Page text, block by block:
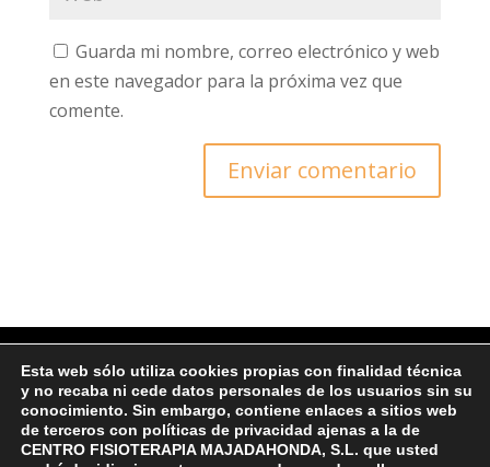
Guarda mi nombre, correo electrónico y web
en este navegador para la próxima vez que
comente.
© Copyright 2022 CFM
Ι Protección de datos y Política de
Esta web sólo utiliza cookies propias con finalidad técnica
y no recaba ni cede datos personales de los usuarios sin su
conocimiento. Sin embargo, contiene enlaces a sitios web
de terceros con políticas de privacidad ajenas a la de
CENTRO FISIOTERAPIA MAJADAHONDA, S.L. que usted